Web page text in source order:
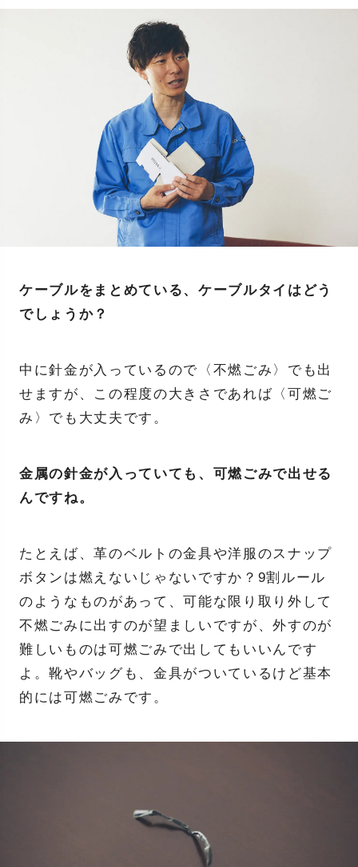
ケーブルをまとめている、ケーブルタイはどう
でしょうか？
中に針金が入っているので〈不燃ごみ〉でも出
せますが、この程度の大きさであれば〈可燃ご
み〉でも大丈夫です。
金属の針金が入っていても、可燃ごみで出せる
んですね。
たとえば、革のベルトの金具や洋服のスナップ
ボタンは燃えないじゃないですか？9割ルール
のようなものがあって、可能な限り取り外して
不燃ごみに出すのが望ましいですが、外すのが
難しいものは可燃ごみで出してもいいんです
よ。靴やバッグも、金具がついているけど基本
的には可燃ごみです。